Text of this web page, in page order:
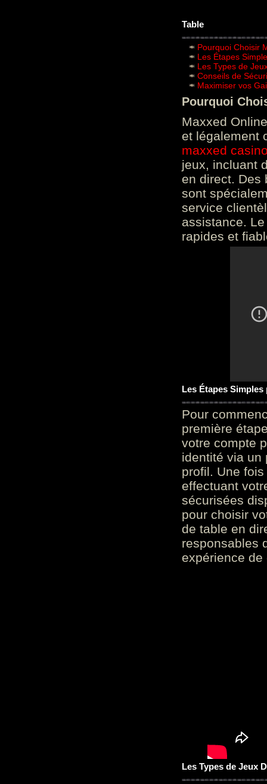
Table
Pourquoi Choisir
Les Étapes
Les Types de
Conseils de
Maximiser vos
Pourquoi
Maxxed
et légalement
maxxed
jeux, incluant
en direct. Des
sont
service
assistance.
rapides et
Les Étapes
Pour
première
votre compte
identité via un
profil. Une
effectuant
sécurisées
pour choisir
de table en
responsables
expérience
Les Types de Jeux